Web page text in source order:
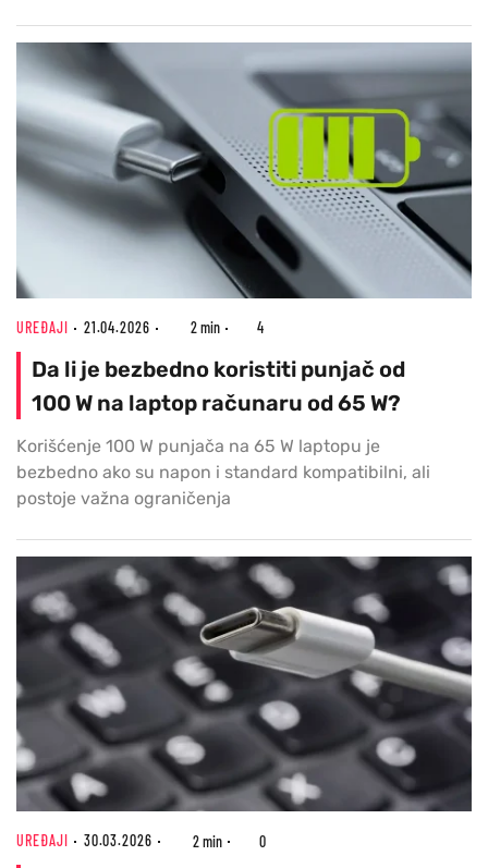
UREĐAJI 21.04.2026 2 min 4
Da li je bezbedno koristiti punjač od
100 W na laptop računaru od 65 W?
Korišćenje 100 W punjača na 65 W laptopu je
bezbedno ako su napon i standard kompatibilni, ali
postoje važna ograničenja
UREĐAJI 30.03.2026 2 min 0